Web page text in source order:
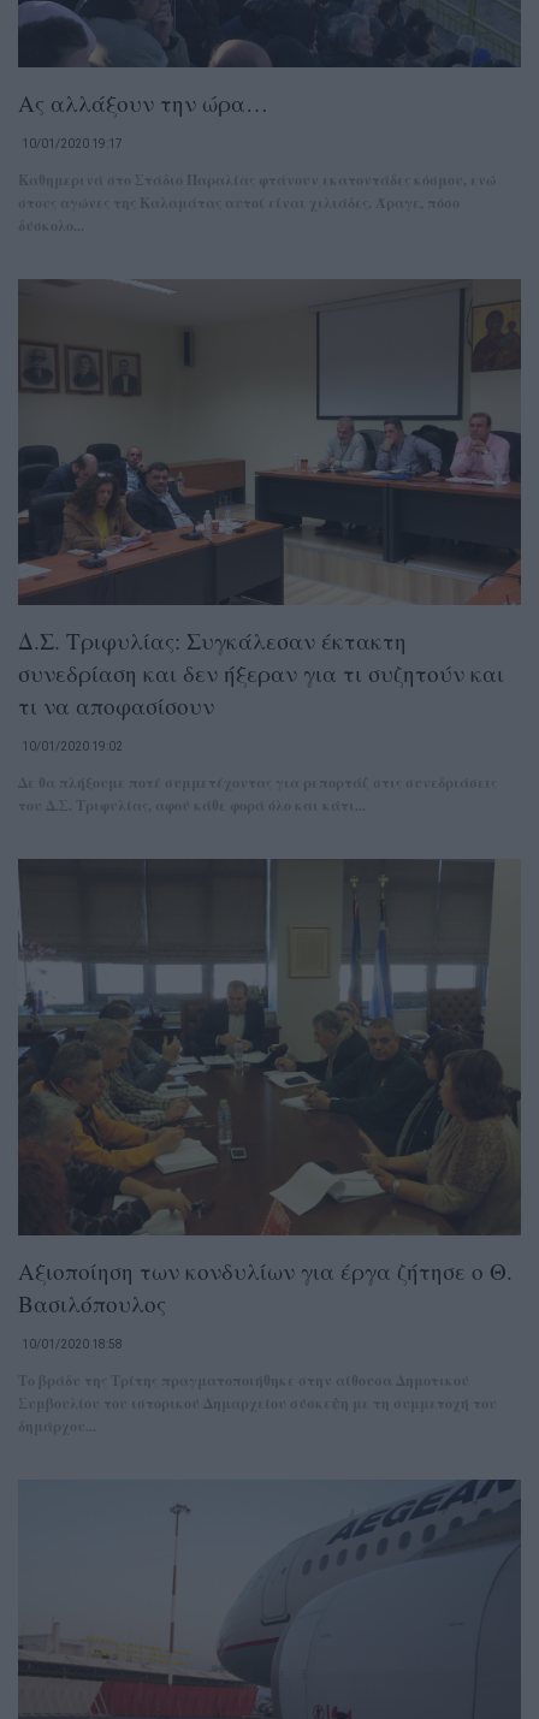
Ας αλλάξουν την ώρα…
10/01/2020 19:17
Δ.Σ. Τριφυλίας: Συγκάλεσαν έκτακτη
συνεδρίαση και δεν ήξεραν για τι συζητούν και
τι να αποφασίσουν
10/01/2020 19:02
Αξιοποίηση των κονδυλίων για έργα ζήτησε ο Θ.
Βασιλόπουλος
10/01/2020 18:58